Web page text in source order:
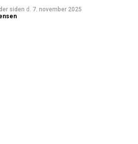
siden d. 7. november 2025